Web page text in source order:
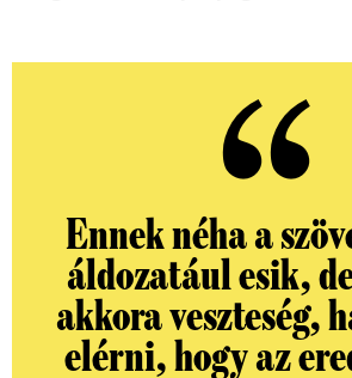
Ennek néha a
áldozatául esik,
akkora veszteség,
elérni, hogy az